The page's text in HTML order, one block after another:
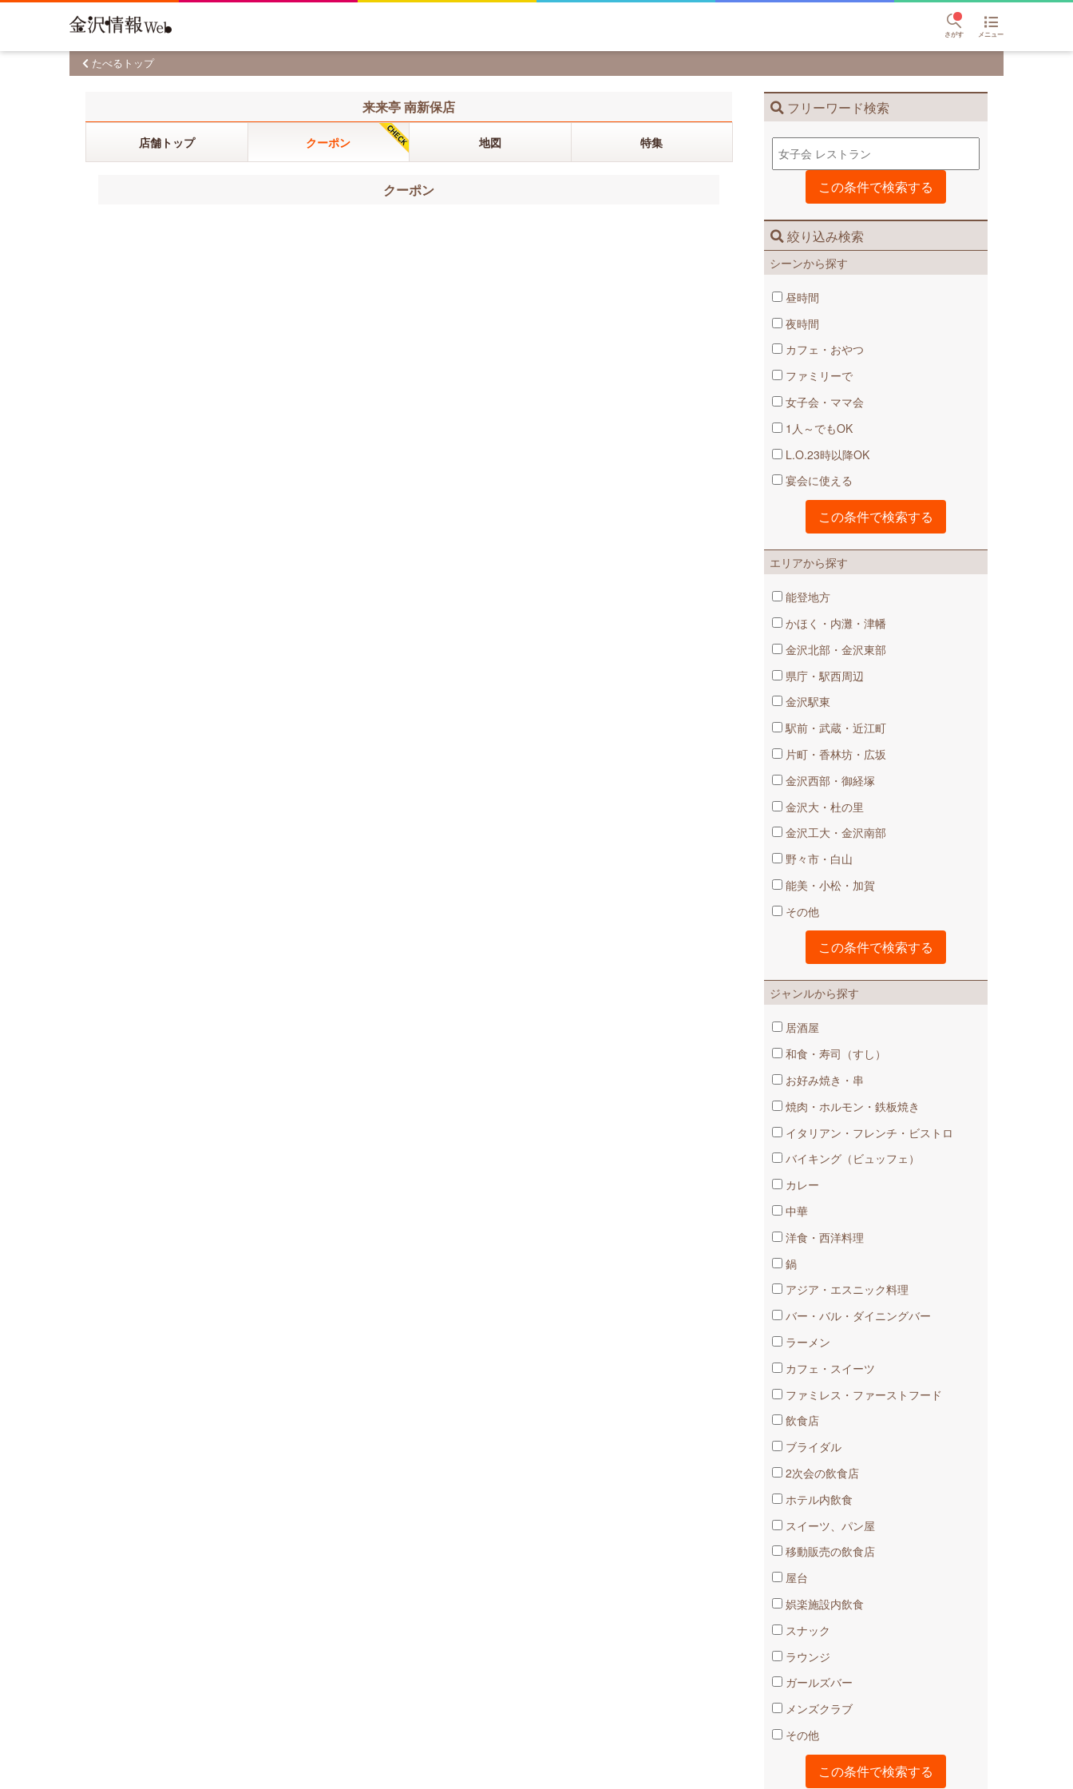
さがす メニュー
たべるトップ
フリーワード検索
絞り込み検索
シーンから探す
昼時間
夜時間
カフェ・おやつ
ファミリーで
女子会・ママ会
1人～でもOK
L.O.23時以降OK
宴会に使える
エリアから探す
能登地方
かほく・内灘・津幡
金沢北部・金沢東部
県庁・駅西周辺
金沢駅東
駅前・武蔵・近江町
片町・香林坊・広坂
金沢西部・御経塚
金沢大・杜の里
金沢工大・金沢南部
野々市・白山
能美・小松・加賀
その他
ジャンルから探す
居酒屋
和食・寿司（すし）
お好み焼き・串
焼肉・ホルモン・鉄板焼き
イタリアン・フレンチ・ビストロ
バイキング（ビュッフェ）
カレー
中華
洋食・西洋料理
鍋
アジア・エスニック料理
バー・バル・ダイニングバー
ラーメン
カフェ・スイーツ
ファミレス・ファーストフード
飲食店
ブライダル
2次会の飲食店
ホテル内飲食
スイーツ、パン屋
移動販売の飲食店
屋台
娯楽施設内飲食
スナック
ラウンジ
ガールズバー
メンズクラブ
その他
来来亭 南新保店
店舗トップ クーポン 地図 特集
クーポン